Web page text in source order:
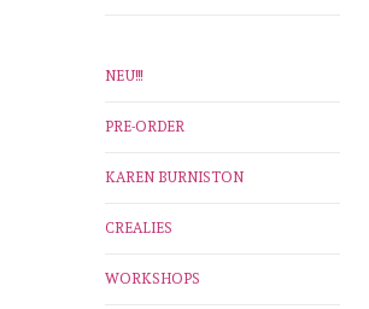
NEU!!!
PRE-ORDER
KAREN BURNISTON
CREALIES
WORKSHOPS